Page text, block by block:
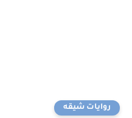
روايات شيقه